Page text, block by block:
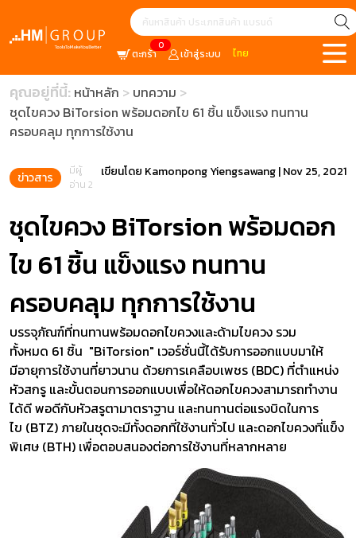
0
ตะกร้า เข้าสู่ระบบ ไทย
คุณอยู่ที่นี้: หน้าหลัก
บทความ
ชุดไขควง BiTorsion พร้อมดอกไข 61 ชิ้น แข็งแรง ทนทาน
ครอบคลุม ทุกการใช้งาน
ข่าวสาร
มีผู้
อ่าน 2
เขียนโดย Kamonpong Yiengsawang|Nov 25, 2021
ชุดไขควง BiTorsion พร้อมดอก
ไข 61 ชิ้น แข็งแรง ทนทาน
ครอบคลุม ทุกการใช้งาน
บรรจุภัณฑ์ที่ทนทานพร้อมดอกไขควงและด้ามไขควง รวม
ทั้งหมด 61 ชิ้น "BiTorsion" เวอร์ชั่นนี้ได้รับการออกแบบมาให้
มีอายุการใช้งานที่ยาวนาน ด้วยการเคลือบเพชร (BDC) ที่ตำแหน่ง
หัวสกรู และขั้นตอนการออกแบบเพื่อให้ดอกไขควงสามารถทำงาน
ได้ดี พอดีกับหัวสรูตามาตราฐาน และทนทานต่อแรงบิดในการ
ไข (BTZ) ภายในชุดจะมีทั้งดอกที่ใช้งานทั่วไป และดอกไขควงที่แข็ง
พิเศษ (BTH) เพื่อตอบสนองต่อการใช้งานที่หลากหลาย